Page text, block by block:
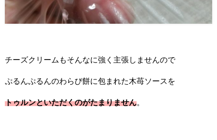
チーズクリームもそんなに強く主張しませんので
ぷるんぷるんのわらび餅に包まれた木苺ソースを
トゥルンといただくのがたまりません